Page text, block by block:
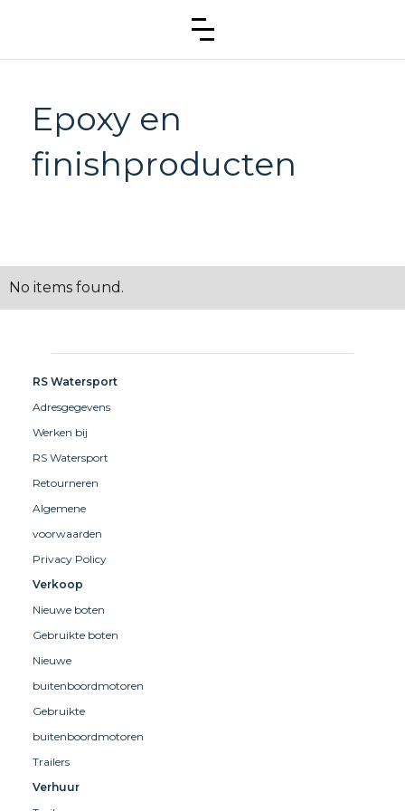
Epoxy en
finishproducten
No items found.
RS Watersport
Adresgegevens
Werken bij
RS Watersport
Retourneren
Algemene
voorwaarden
Privacy Policy
Verkoop
Nieuwe boten
Gebruikte boten
Nieuwe
buitenboordmotoren
Gebruikte
buitenboordmotoren
Trailers
Verhuur